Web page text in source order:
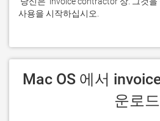
사용을 시작하십시오.
운로드